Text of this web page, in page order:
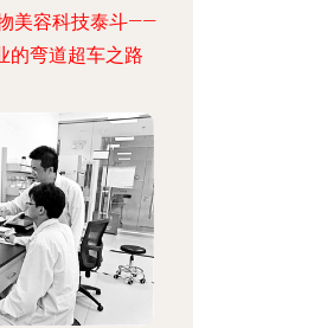
美容科技泰斗——
的弯道超车之路